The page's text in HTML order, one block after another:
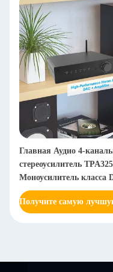
Главная Аудио 4-
стереоусилитель
Моноусилитель класса
Получите самую